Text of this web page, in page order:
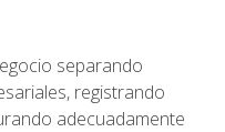
separando
registrando
adecuadamente